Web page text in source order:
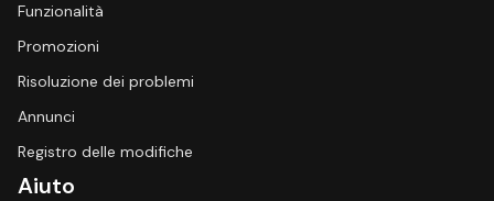
Funzionalità
Promozioni
Risoluzione dei problemi
Annunci
Registro delle modifiche
Aiuto